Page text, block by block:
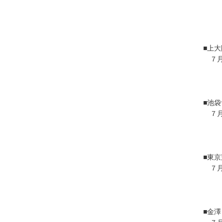
■上
７
■池
７
■東
７
■金